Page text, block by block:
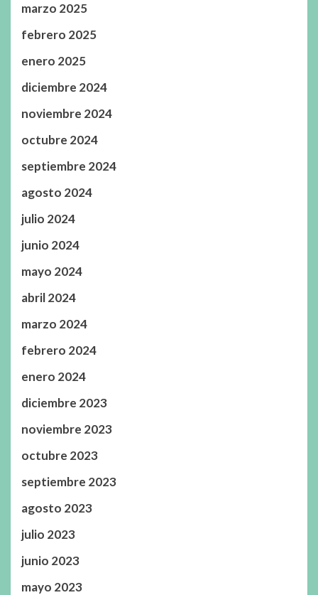
marzo 2025
febrero 2025
enero 2025
diciembre 2024
noviembre 2024
octubre 2024
septiembre 2024
agosto 2024
julio 2024
junio 2024
mayo 2024
abril 2024
marzo 2024
febrero 2024
enero 2024
diciembre 2023
noviembre 2023
octubre 2023
septiembre 2023
agosto 2023
julio 2023
junio 2023
mayo 2023